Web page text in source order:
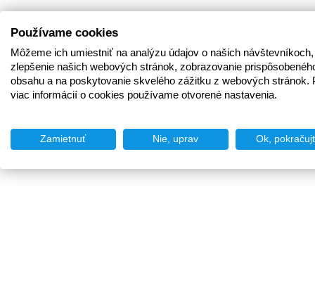
Používame cookies
Môžeme ich umiestniť na analýzu údajov o našich
zlepšenie našich webových stránok, zobrazovanie
obsahu a na poskytovanie skvelého zážitku z webových stránok.
viac informácií o cookies používame otvorené nastavenia.
Zamietnuť Nie, uprav Ok,